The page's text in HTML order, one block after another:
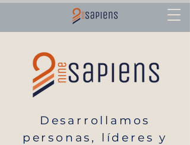
Desarrollamos
personas, líderes y